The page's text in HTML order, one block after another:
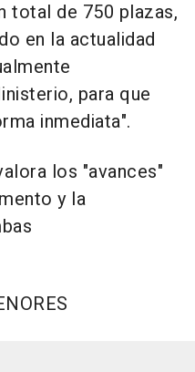
total de 750 plazas,
en la actualidad
para que
inmediata".
los "avances"
y la